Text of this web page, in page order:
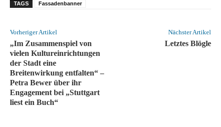
TAGS Fassadenbanner
Vorheriger Artikel
„Im Zusammenspiel von
vielen Kultureinrichtungen
der Stadt eine
Breitenwirkung entfalten“ –
Petra Bewer über ihr
Engagement bei „Stuttgart
liest ein Buch“
Nächster Artikel
Letztes Blögle